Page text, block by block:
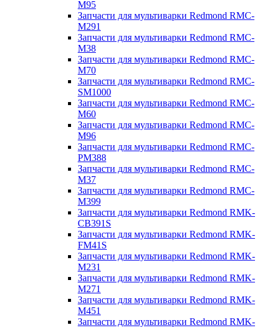
M95
Запчасти для мультиварки Redmond RMC-
M291
Запчасти для мультиварки Redmond RMC-
M38
Запчасти для мультиварки Redmond RMC-
M70
Запчасти для мультиварки Redmond RMC-
SM1000
Запчасти для мультиварки Redmond RMC-
M60
Запчасти для мультиварки Redmond RMC-
M96
Запчасти для мультиварки Redmond RMC-
PM388
Запчасти для мультиварки Redmond RMC-
M37
Запчасти для мультиварки Redmond RMC-
M399
Запчасти для мультиварки Redmond RMK-
CB391S
Запчасти для мультиварки Redmond RMK-
FM41S
Запчасти для мультиварки Redmond RMK-
M231
Запчасти для мультиварки Redmond RMK-
M271
Запчасти для мультиварки Redmond RMK-
M451
Запчасти для мультиварки Redmond RMK-